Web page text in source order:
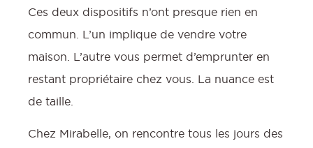
Ces deux dispositifs n’ont presque rien en
commun. L’un implique de vendre votre
maison. L’autre vous permet d’emprunter en
restant propriétaire chez vous. La nuance est
de taille.
Chez Mirabelle, on rencontre tous les jours des